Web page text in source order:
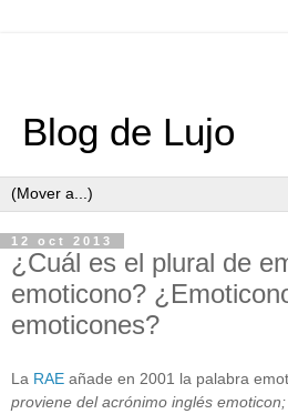
Blog de Lujo
12 oct 2013
¿Cuál es el plural de
emoticono?
emoticones?
La RAE añade en 2001 la palabra
proviene del acrónimo inglés emoticon;